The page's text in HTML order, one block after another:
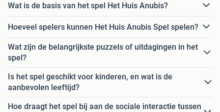
Wat is de basis van het spel Het Huis Anubis?
Hoeveel spelers kunnen Het Huis Anubis Spel spelen?
Wat zijn de belangrijkste puzzels of uitdagingen in het
spel?
Is het spel geschikt voor kinderen, en wat is de
aanbevolen leeftijd?
Hoe draagt het spel bij aan de sociale interactie tussen